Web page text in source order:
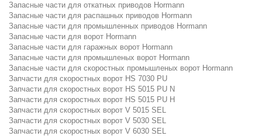
Запасные части для откатных приводов Hormann
Запасные части для распашных приводов Hormann
Запасные части для промышленных приводов Hormann
Запасные части для ворот Hormann
Запасные части для гаражных ворот Hormann
Запасные части для промышленых ворот Hormann
Запасные части для скоростных промышленых ворот Hormann
Запчасти для скоростных ворот HS 7030 PU
Запчасти для скоростных ворот HS 5015 PU N
Запчасти для скоростных ворот HS 5015 PU H
Запчасти для скоростных ворот V 5015 SEL
Запчасти для скоростных ворот V 5030 SEL
Запчасти для скоростных ворот V 6030 SEL